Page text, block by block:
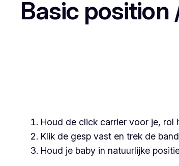
Basic position
Houd de click carrier voor je, rol
Klik de gesp vast en trek de
Houd je baby in natuurlijke